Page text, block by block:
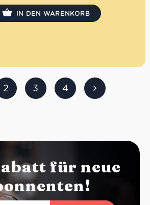
IN DEN WARENKORB
2 3 4
für neue